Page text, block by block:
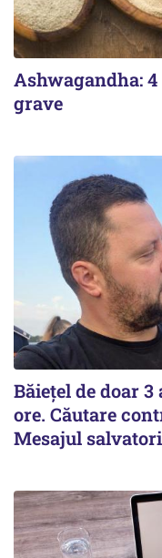
Ashwagandha:
grave
Băiețel de doar
ore. Căutare
Mesajul